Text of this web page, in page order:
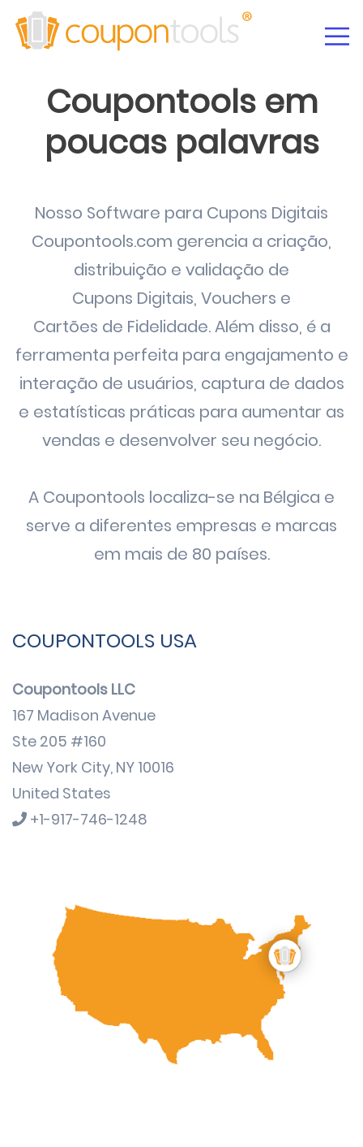
Coupontools em
poucas palavras
Nosso Software para Cupons Digitais
Coupontools.com gerencia a criação,
distribuição e validação de
Cupons Digitais, Vouchers e
Cartões de Fidelidade. Além disso, é a
ferramenta perfeita para engajamento e
interação de usuários, captura de dados
e estatísticas práticas para aumentar as
vendas e desenvolver seu negócio.
A Coupontools localiza-se na Bélgica e
serve a diferentes empresas e marcas
em mais de 80 países.
COUPONTOOLS USA
Coupontools LLC
167 Madison Avenue
Ste 205 #160
New York City, NY 10016
United States
+1-917-746-1248